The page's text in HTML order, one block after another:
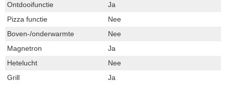
Ontdooifunctie
Ja
Pizza functie
Nee
Boven-/onderwarmte
Nee
Magnetron
Ja
Hetelucht
Nee
Grill
Ja